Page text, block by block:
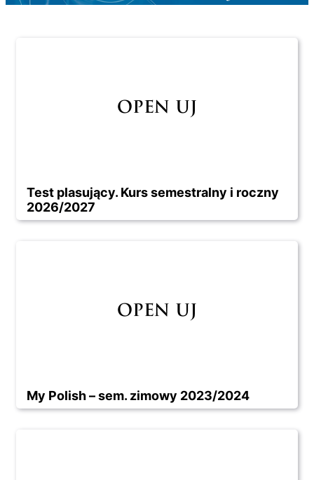
Test plasujący. Kurs semestralny i roczny
2026/2027
My Polish – sem. zimowy 2023/2024